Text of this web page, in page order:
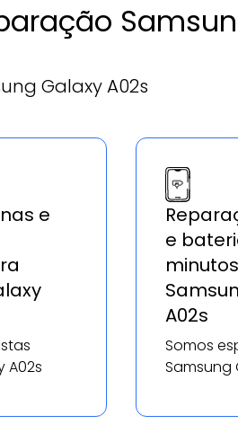
Galaxy A02s
e
A02s
e
A02s
Somos
Samsung